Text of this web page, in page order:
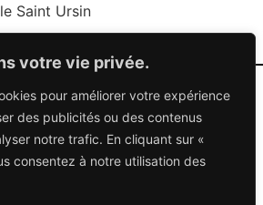
votre vie privée.
pour améliorer votre expérience
des publicités ou des contenus
notre trafic. En cliquant sur «
consentez à notre utilisation des
Saint Ursin
95 70 70
Vitrier - Tous droits réservés
en France : Des solutions